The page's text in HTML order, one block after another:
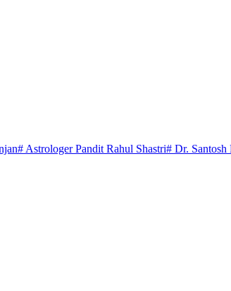
# Astrologer Pandit Rahul Shastri# Dr. Santosh